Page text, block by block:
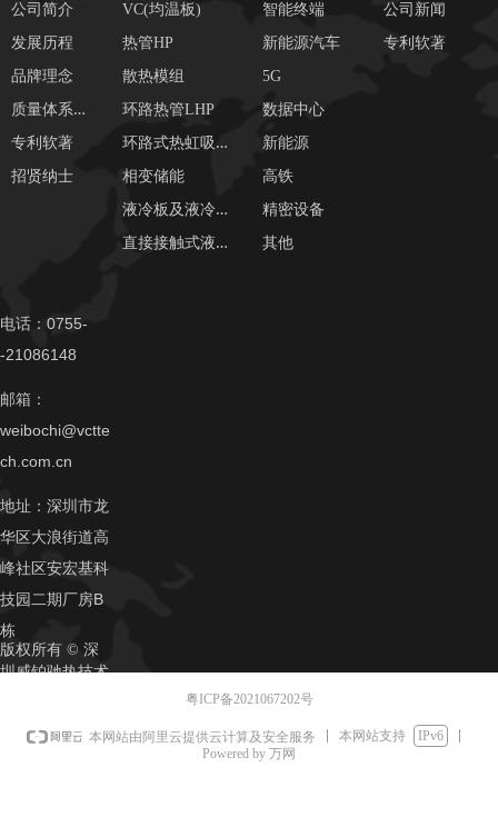
公司简介
发展历程
品牌理念
质
量体系证书
专利软著
招贤纳士
智能终端
新能源汽车
5G
数据中心
新能源
高铁
精密设备
其他
VC(均温板)
热管HP
散热模组
环路热管LHP
环
路式热虹吸管LTS
相变储能
液
冷板及液冷系统
直
接接触式液冷
公司新闻
专利软著
电话：0755-
-21086148
邮箱：
weibochi@vctte
ch.com.cn
地址：深圳市龙
华区大浪街道高
峰社区安宏基科
技园二期厂房B
栋
版权所有 © 深
圳威铂驰热技术
粤ICP备2021067202号
本网站由阿里云提供云计算及安全服务 本网站支持
IPv6
Powered by 万网